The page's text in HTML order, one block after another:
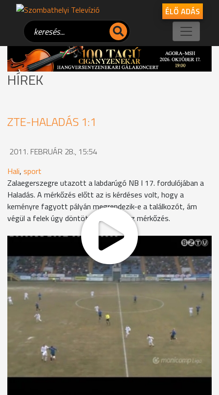
ÉLŐ ADÁS
HÍREK
ZTE-HALADÁS 1:1
2011. FEBRUÁR 28., 15:54
Hali, sport
Zalaegerszegre utazott a labdarúgó NB I 17. fordulójában a
Haladás. A mérkőzés előtt az is kérdéses volt, hogy a
keményre fagyott pályán megrendezik-e a találkozót, ám
végül a felek úgy döntöttek, hogy lesz mérkőzés.
Nagy csatára számított és nem is csalódott az a csaknem 7
ezer néző, aki kilátogatott a zalaegerszegi stadionba. A
szombathelyi csapatot több mint nyolcszázan kísérték el,
hiszen a Haladás drukkerek jól tudták, hogy a kiesési zónából
való elkerülés a tét az örök rivális ellen. A talaj felső rétege
felengedett, ám mégis alapvetően fagyott volt a pálya és ez
rányomta bélyegét a játékra is. A 3. percben Kenesei háttal a
kapunak kapott labdát a 16-os vonalánál, ám megjátszani
nem tudta, mert Bogunovics mindkét lábát kirúgta. A jogos
11-est Kenesei értékesítette. 1:0. Továbbra is inkább a